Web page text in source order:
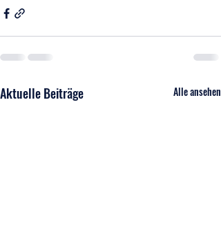
Aktuelle Beiträge Alle ansehen